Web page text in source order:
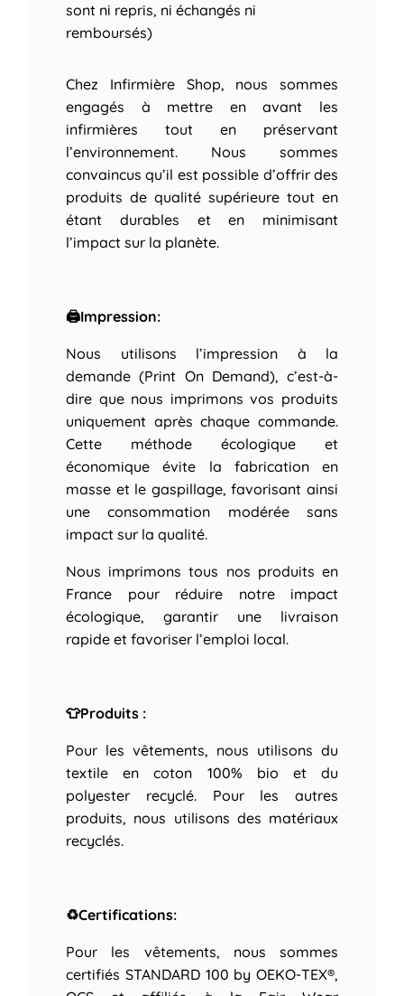
sont ni repris, ni échangés ni
remboursés)
Chez Infirmière Shop, nous sommes
engagés à mettre en avant les
infirmières tout en préservant
l’environnement. Nous sommes
convaincus qu’il est possible d’offrir des
produits de qualité supérieure tout en
étant durables et en minimisant
l’impact sur la planète.
🖨Impression:
Nous utilisons l’impression à la
demande (Print On Demand), c’est-à-
dire que nous imprimons vos produits
uniquement après chaque commande.
Cette méthode écologique et
économique évite la fabrication en
masse et le gaspillage, favorisant ainsi
une consommation modérée sans
impact sur la qualité.
Nous imprimons tous nos produits en
France pour réduire notre impact
écologique, garantir une livraison
rapide et favoriser l’emploi local.
👕Produits :
Pour les vêtements, nous utilisons du
textile en coton 100% bio et du
polyester recyclé. Pour les autres
produits, nous utilisons des matériaux
recyclés.
♻Certifications:
Pour les vêtements, nous sommes
certifiés STANDARD 100 by OEKO-TEX®,